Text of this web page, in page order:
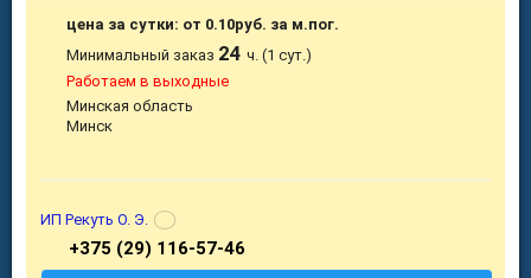
цена за сутки: от 0.10руб. за м.пог.
Минимальный заказ 24ч. (1 сут.)
Работаем в выходные
Минская область
Минск
ИП Рекуть О. Э.
+375 (29) 116-57-46